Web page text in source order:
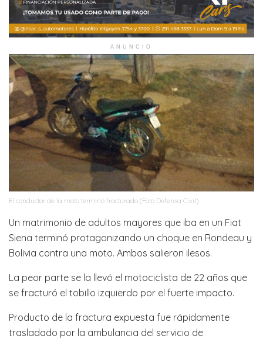
ANUNCIO
El conductor de la moto terminó fracturado (Foto Defensa Civil)
Un matrimonio de adultos mayores que iba en un Fiat
Siena terminó protagonizando un choque en Rondeau y
Bolivia contra una moto. Ambos salieron ilesos.
La peor parte se la llevó el motociclista de 22 años que
se fracturó el tobillo izquierdo por el fuerte impacto.
Producto de la fractura expuesta fue rápidamente
trasladado por la ambulancia del servicio de